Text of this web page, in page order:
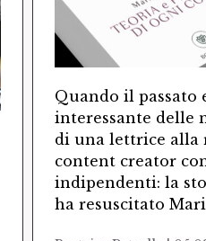
Quando il
interessante delle
di una lettrice alla
content creator
indipendenti: la
ha resuscitato